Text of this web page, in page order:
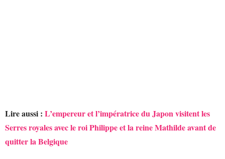
Lire aussi : L’empereur et l’impératrice du Japon visitent les
Serres royales avec le roi Philippe et la reine Mathilde avant de
quitter la Belgique